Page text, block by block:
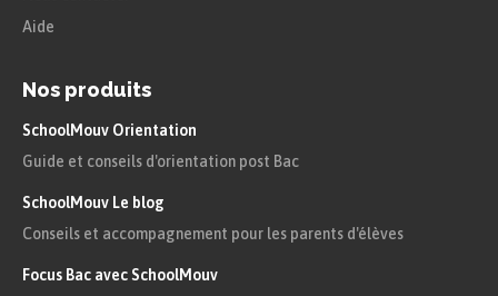
Aide
Nos produits
SchoolMouv Orientation
Guide et conseils d'orientation post Bac
SchoolMouv Le blog
Conseils et accompagnement pour les parents d'élèves
Focus Bac avec SchoolMouv